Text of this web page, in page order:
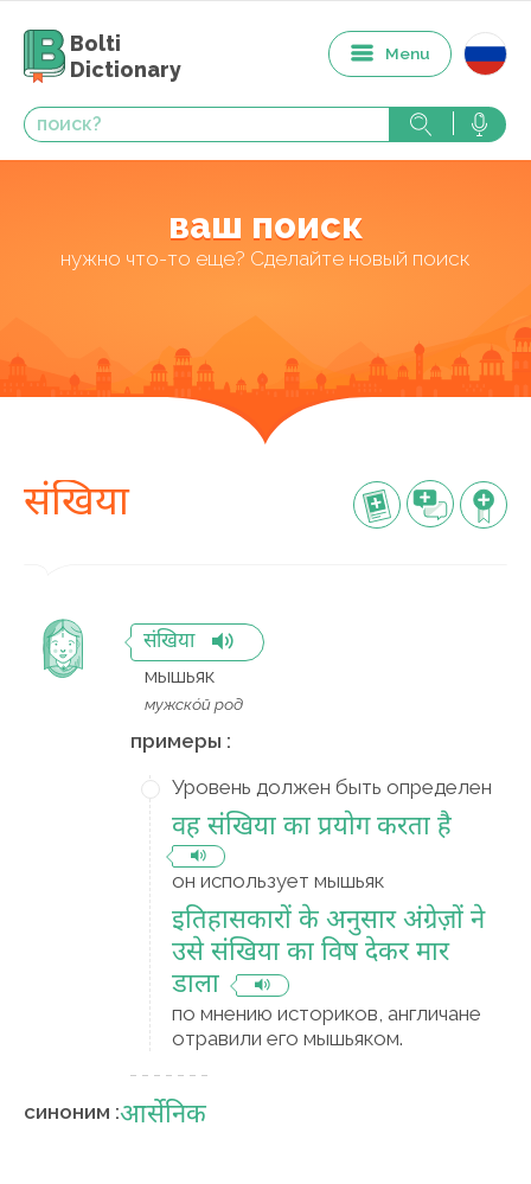
Bolti
Dictionary
Menu
ваш поиск
нужно что-то еще? Сделайте новый поиск
संखिया
संखिया
мышьяк
мужско́й род
примеры :
Уровень должен быть определен
वह संखिया का प्रयोग करता है
он использует мышьяк
इतिहासकारों के अनुसार अंग्रेज़ों ने
उसे संखिया का विष देकर मार
डाला
по мнению историков, англичане
отравили его мышьяком.
синоним :आर्सेनिक